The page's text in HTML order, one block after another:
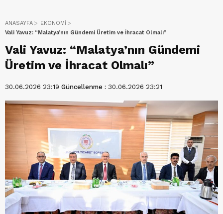
ANASAYFA
EKONOMİ
Vali Yavuz: “Malatya’nın Gündemi Üretim ve İhracat Olmalı”
Vali Yavuz: “Malatya’nın Gündemi
Üretim ve İhracat Olmalı”
30.06.2026 23:19 Güncellenme : 30.06.2026 23:21